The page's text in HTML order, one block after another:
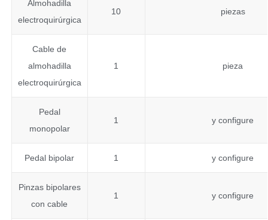
Almohadilla
electroquirúrgica
10 piezas
Cable de
almohadilla
electroquirúrgica
1 pieza
Pedal
monopolar
1 y configure
Pedal bipolar 1 y configure
Pinzas bipolares
con cable
1 y configure